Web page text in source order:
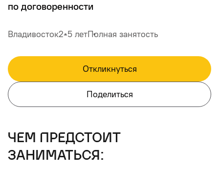
по договоренности
Владивосток2-5 летПолная занятость
Откликнуться
Поделиться
чем предстоит
заниматься: